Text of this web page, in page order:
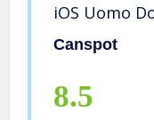
iOS Uomo
Sport Touch
Cronometro
Canspot
8.5